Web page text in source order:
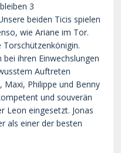
3
beiden Ticis spielen
wie Ariane im Tor.
Torschützenkönigin.
ihren Einwechslungen
Auftreten
Maxi, Philippe und Benny
und souverän
Leon eingesetzt. Jonas
als einer der besten